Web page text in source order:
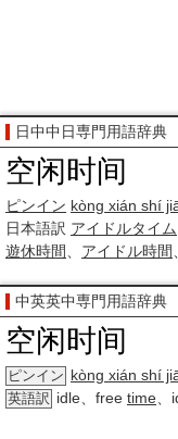
日中中日専門用語辞典
空闲时间
ピンイン kòng xián shí
日本語訳 アイドルタイム
遊休時間 アイドル時間
中英英中専門用語辞典
空闲时间
ピンイン kòng xián shí
英語訳 idle、free time